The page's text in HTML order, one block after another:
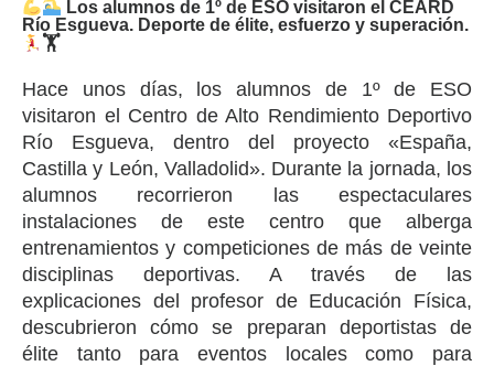
Los alumnos de 1º de ESO visitaron el CEARD
Río Esgueva. Deporte de élite, esfuerzo y superación.
🏋
Hace unos días, los alumnos de 1º de ESO
visitaron el Centro de Alto Rendimiento Deportivo
Río Esgueva, dentro del proyecto «España,
Castilla y León, Valladolid». Durante la jornada, los
alumnos recorrieron las espectaculares
instalaciones de este centro que alberga
entrenamientos y competiciones de más de veinte
disciplinas deportivas. A través de las
explicaciones del profesor de Educación Física,
descubrieron cómo se preparan deportistas de
élite tanto para eventos locales como para